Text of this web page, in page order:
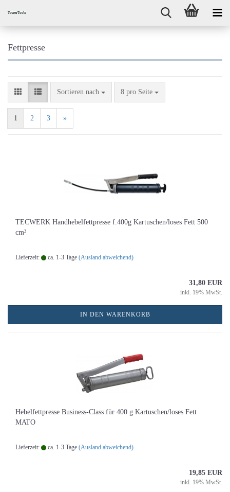
Fettpresse
Sortieren nach
Sortieren nach 8 pro Seite
pro Seite
1 2 3 »
TECWERK Handhebelfettpresse f.400g Kartuschen/loses Fett 500
cm³
Lieferzeit: ca. 1-3 Tage (Ausland abweichend)
31,80 EUR
inkl. 19% MwSt.
IN DEN WARENKORB
Hebelfettpresse Business-Class für 400 g Kartuschen/loses Fett
MATO
Lieferzeit: ca. 1-3 Tage (Ausland abweichend)
19,85 EUR
inkl. 19% MwSt.